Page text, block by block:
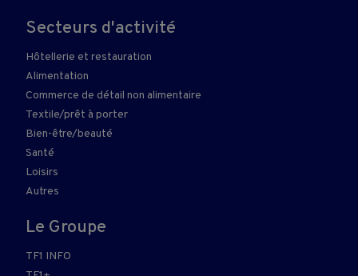
Secteurs d'activité
Hôtellerie et restauration
Alimentation
Commerce de détail non alimentaire
Textile/prêt à porter
Bien-être/beauté
Santé
Loisirs
Autres
Le Groupe
TF1 INFO